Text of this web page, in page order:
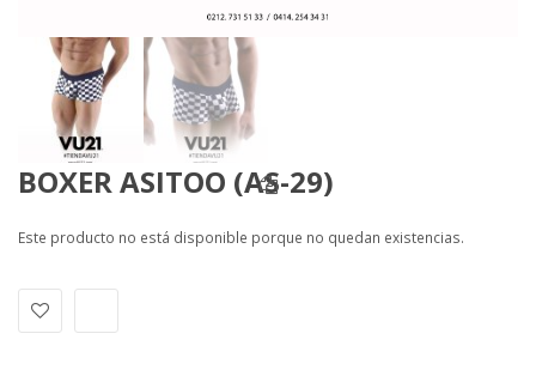
BOXER ASITOO (AS-29)
Este producto no está disponible porque no quedan existencias.